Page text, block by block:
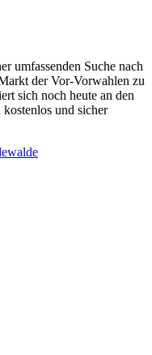
umfassenden Suche nach
der Vor-Vorwahlen zu
sich noch heute an den
und sicher